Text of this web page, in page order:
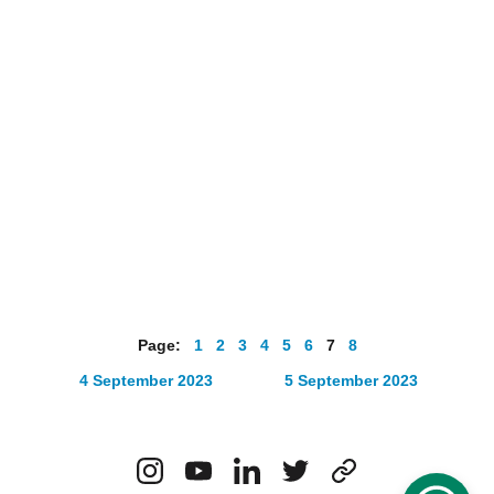
Page: 1 2 3 4 5 6 7
8
4 September 2023
5 September 2023